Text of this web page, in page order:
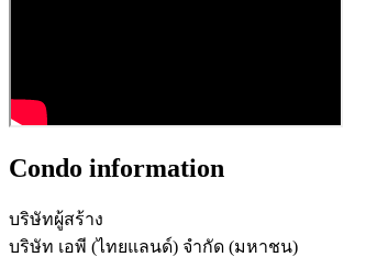
Condo information
บริษัทผู้สร้าง
บริษัท เอพี (ไทยแลนด์) จำกัด (มหาชน)